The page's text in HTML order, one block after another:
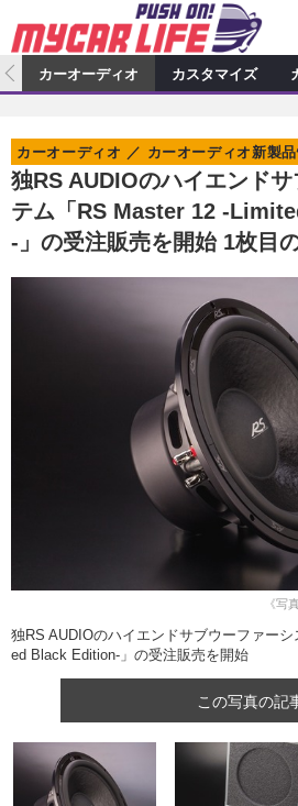
カーオーディオ
プロショップ検索
カーオーディオニュース
その他
カスタマイズ特集記事
カスタマイズニュース
カーグッズ
カーグッズ特集記事
カーグッズニュース
自動車
カーオーディオ カスタマイズ
独RS AUDIOのハイエンド
テム「RS Master 12 -
-」の受注販売を開始 1枚目
カーオーディオ カーオーディオ新製
《写
独RS AUDIOのハイエンドサブウーファー
ed Black Edition-」の受注販売を開始
この写真の記